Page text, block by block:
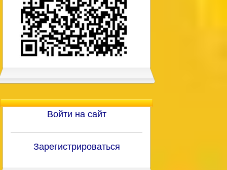
Войти на сайт
Зарегистрироваться